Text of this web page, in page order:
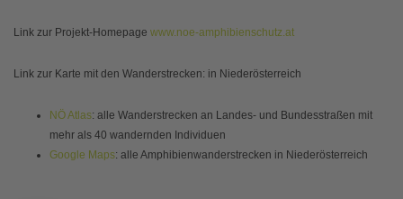
Link zur Projekt-Homepage www.noe-amphibienschutz.at
Link zur Karte mit den Wanderstrecken: in Niederösterreich
NÖ Atlas: alle Wanderstrecken an Landes- und Bundesstraßen mit
mehr als 40 wandernden Individuen
Google Maps: alle Amphibienwanderstrecken in Niederösterreich